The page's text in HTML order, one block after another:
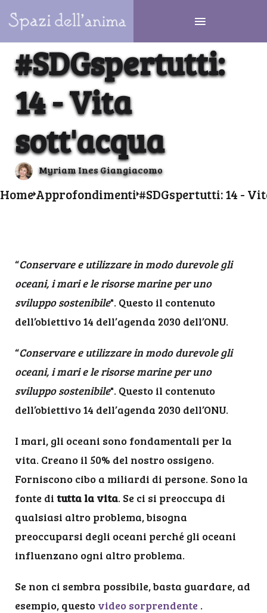
#SDGspertutti:
14 - Vita
sott'acqua
Myriam Ines Giangiacomo
HomeApprofondimenti #SDGspertutti: 14 -
“Conservare e utilizzare in modo durevole gli
oceani, i mari e le risorse marine per uno
sviluppo sostenibile". Questo il contenuto
dell’obiettivo 14 dell’agenda 2030 dell’ONU.
“Conservare e utilizzare in modo durevole gli
oceani, i mari e le risorse marine per uno
sviluppo sostenibile". Questo il contenuto
dell’obiettivo 14 dell’agenda 2030 dell’ONU.
I mari, gli oceani sono fondamentali per la
vita. Creano il 50% del nostro ossigeno.
Forniscono cibo a miliardi di persone. Sono la
fonte di tutta la vita. Se ci si preoccupa di
qualsiasi altro problema, bisogna
preoccuparsi degli oceani perché gli oceani
influenzano ogni altro problema.
Se non ci sembra possibile, basta guardare, ad
esempio, questo video sorprendente .